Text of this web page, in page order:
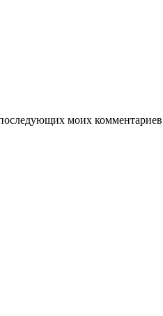
моих комментариев